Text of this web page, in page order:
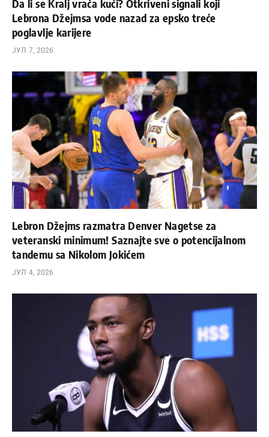
Da li se Kralj vraća kući? Otkriveni signali koji
Lebrona Džejmsa vode nazad za epsko treće
poglavlje karijere
ЈУЛ 7, 2026
Lebron Džejms razmatra Denver Nagetse za
veteranski minimum! Saznajte sve o potencijalnom
tandemu sa Nikolom Jokićem
ЈУЛ 4, 2026